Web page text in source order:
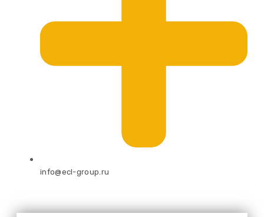
info@ecl-group.ru